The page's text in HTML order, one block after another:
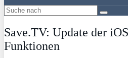
Save.TV: Update der
Funktionen